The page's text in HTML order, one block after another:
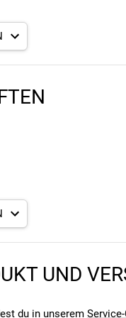
40/62-584/635).
UND
du in unserem